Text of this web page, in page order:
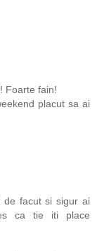
Foarte fain!
placut sa ai
de facut si sigur ai
ca tie iti place